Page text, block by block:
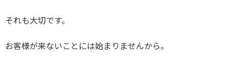
それも大切です。
お客様が来ないことには始まりませんから。